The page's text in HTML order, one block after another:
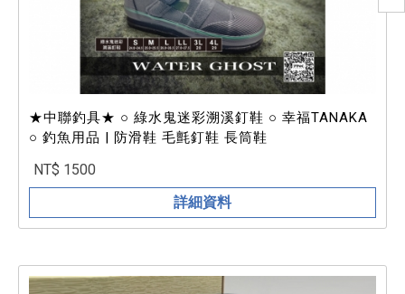
★中聯釣具★ ○ 綠水鬼迷彩溯溪釘鞋 ○ 幸福TANAKA
○ 釣魚用品 | 防滑鞋 毛氈釘鞋 長筒鞋
NT$ 1500
詳細資料